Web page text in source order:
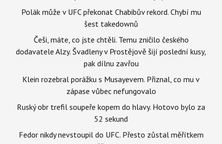
Polák může v UFC překonat Chabibův rekord. Chybí mu
šest takedownů
Češi, máte, co jste chtěli. Temu zničilo českého
dodavatele Alzy. Švadleny v Prostějově šijí poslední kusy,
pak dílnu zavřou
Klein rozebral porážku s Musayevem. Přiznal, co mu v
zápase vůbec nefungovalo
Ruský obr trefil soupeře kopem do hlavy. Hotovo bylo za
52 sekund
Fedor nikdy nevstoupil do UFC. Přesto zůstal měřítkem